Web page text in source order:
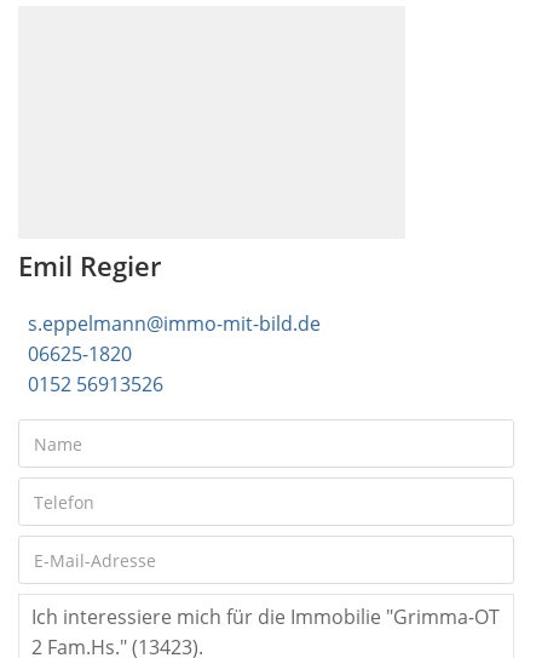
Emil Regier
s.eppelmann@immo-mit-bild.de
06625-1820
0152 56913526